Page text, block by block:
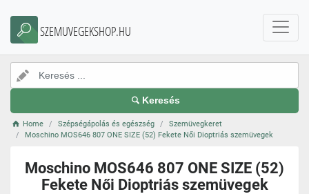
SZEMUVEGEKSHOP.HU
Keresés
Home Szépségápolás és egészség
Szemüvegkeret
Moschino MOS646 807 ONE SIZE (52) Fekete Női Dioptriás szemüvegek
Moschino MOS646 807 ONE SIZE (52)
Fekete Női Dioptriás szemüvegek